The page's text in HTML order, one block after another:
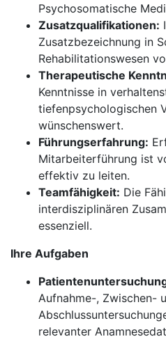
Psychosomatische
Zusatzqualifikationen:
Zusatzbezeichnung in
Rehabilitationswesen
Therapeutische
Kenntnisse in
tiefenpsychologischen
wünschenswert.
Führungserfahrung:
Mitarbeiterführung ist
effektiv zu leiten.
Teamfähigkeit: Die
interdisziplinären
essenziell.
Ihre Aufgaben
Aufnahme-, Zwischen-
relevanter